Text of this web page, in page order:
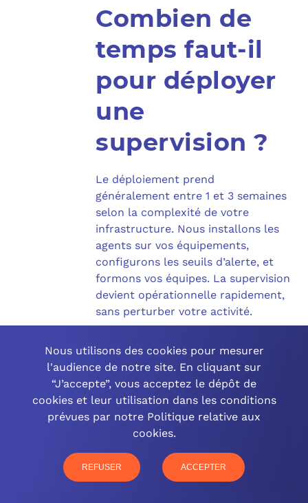
Combien de
temps faut-il
pour déployer
une
supervision ?
Le déploiement prend
généralement entre 1 et 3 semaines
selon la complexité de votre
infrastructure. Nous installons les
agents sur vos équipements,
configurons les seuils d’alerte, et
formons vos équipes. La supervision
devient opérationnelle rapidement,
sans perturber votre activité.​
Qui reçoit les
alertes de
supervision ?
Vous décidez. Les alertes peuvent
Nous utilisons des cookies pour mesurer
l'audience de notre site. En cliquant sur
“J’accepte”, vous acceptez le dépôt de
cookies et leur utilisation dans les conditions
prévues par notre Politique relative aux
cookies.
REFUSER ACCEPTER